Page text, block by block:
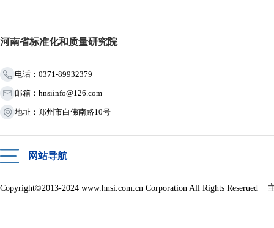
河南省标准化和质量研究院
电话：0371-89932379
邮箱：hnsiinfo@126.com
地址：郑州市白佛南路10号
网站导航
Copyright©2013-2024 www.hnsi.com.cn Corporation All Rights